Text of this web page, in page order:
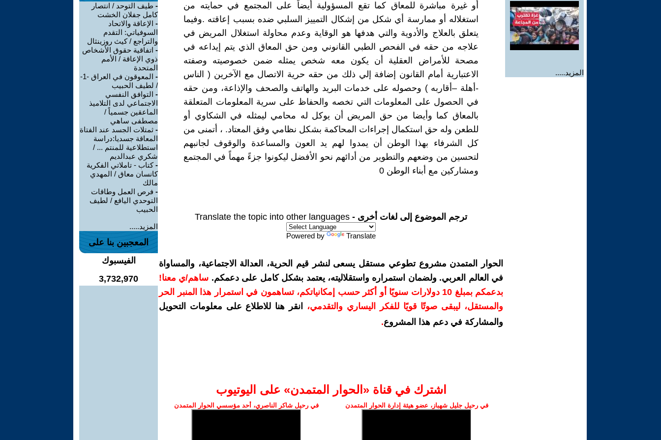
المزيد.....
أو غيرة مباشرة للمعاق كما تقع المسؤولية أيضاً على المجتمع في حمايته من
استغلاله أو ممارسة أي شكل من إشكال التمييز السلبي ضده بسبب إعاقته .وفيما
يتعلق بالعلاج والأدوية والتي هدفها هو الوقاية وعدم محاولة استغلال المريض في
علاجه من حقه في الفحص الطبي القانوني ومن حق المعاق الذي يتم إيداعه في
مصحة للأمراض العقلية أن يكون معه شخص يمثله ضمن خصوصيته وصفته
الاعتبارية أمام القانون إضافة إلي ذلك من حقه حرية الاتصال مع الآخرين ( الناس
-أهلة –أقاربه ) وحصوله على خدمات البريد والهاتف والصحف والإذاعة، ومن حقه
في الحصول على المعلومات التي تخصه والحفاظ على سرية المعلومات المتعلقة
بالمعاق كما وأيضا من حق المريض أن يوكل له محامي ليمثله في الشكاوي أو
للطعن وله حق استكمال إجراءات المحاكمة بشكل نظامي وفق المعتاد. ، أتمنى من
كل الشرفاء بهذا الوطن أن يمدوا لهم يد العون والمساعدة والوقوف لجانبهم
لتحسين من وضعهم والتطوير من أدائهم نحو الأفضل ليكونوا جزءً مهماً في المجتمع
ومشاركين مع أبناء الوطن 0
ترجم الموضوع إلى لغات أخرى - Translate the topic into other languages
Powered by Translate
الحوار المتمدن مشروع تطوعي مستقل يسعى لنشر قيم الحرية، العدالة الاجتماعية، والمساواة
في العالم العربي. ولضمان استمراره واستقلاليته، يعتمد بشكل كامل على دعمكم. ساهم/ي معنا!
بدعمكم بمبلغ 10 دولارات سنويًا أو أكثر حسب إمكانياتكم، تساهمون في استمرار هذا المنبر الحر
والمستقل، ليبقى صوتًا قويًا للفكر اليساري والتقدمي،
انقر هنا للاطلاع على معلومات التحويل
والمشاركة في دعم هذا المشروع.
اشترك في قناة ‫«الحوار المتمدن» على اليوتيوب
في رحيل جليل شهباز، عضو هيئة إدارة الحوار المتمدن في رحيل شاكر الناصري، أحد مؤسسي الحوار المتمدن
- طيف التوحد / انتصار
كامل جفلان الخشت
- الإعاقة والاتحاد
السوفياتي: التقدم
والتراجع / كيث روزينثال
- اتفاقية حقوق الأشخاص
ذوي الإعاقة / الأمم
المتحدة
-
المعوقون في العراق -1-
/ لطيف الحبيب
- التوافق النفسي
الاجتماعي لدى التلاميذ
الماعقين جسمياً /
مصطفى ساهي
- ثمتلات الجسد عند الفتاة
المعاقة جسديا:دراسة
استطلاعية للمنتم ... /
شكري عبدالديم
-كتاب - تاملاتي الفكرية
كانسان معاق / المهدي
مالك
- فرص العمل وطاقات
التوحدي اليافع / لطيف
الحبيب
المزيد.....
المعجبين بنا على
الفيسبوك
3,732,970